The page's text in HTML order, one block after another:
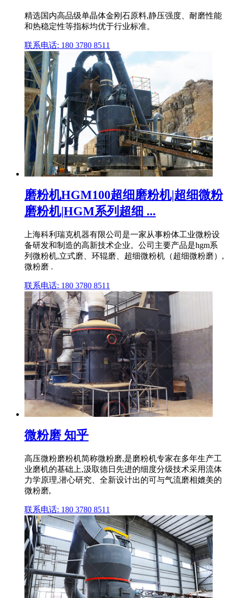
精选国内高品级单晶体金刚石原料,静压强度、耐磨性能
和热稳定性等指标均优于行业标准。
联系电话: 180 3780 8511
磨粉机HGM100超细磨粉机|超细微粉
磨粉机|HGM系列超细 ...
上海科利瑞克机器有限公司是一家从事粉体工业微粉设
备研发和制造的高新技术企业。公司主要产品是hgm系
列微粉机,立式磨、环辊磨、超细微粉机（超细微粉磨）,
微粉磨 .
联系电话: 180 3780 8511
微粉磨 知乎
高压微粉磨粉机简称微粉磨,是磨粉机专家在多年生产工
业磨机的基础上,汲取德日先进的细度分级技术采用流体
力学原理,潜心研究、全新设计出的可与气流磨相媲美的
微粉磨,
联系电话: 180 3780 8511